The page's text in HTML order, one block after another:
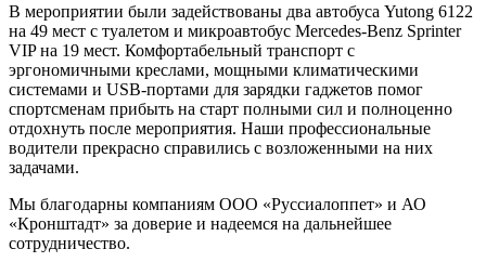
В мероприятии были задействованы два автобуса Yutong 6122
на 49 мест с туалетом и микроавтобус Mercedes-Benz Sprinter
VIP на 19 мест. Комфортабельный транспорт с
эргономичными креслами, мощными климатическими
системами и USB-портами для зарядки гаджетов помог
спортсменам прибыть на старт полными сил и полноценно
отдохнуть после мероприятия. Наши профессиональные
водители прекрасно справились с возложенными на них
задачами.
Мы благодарны компаниям ООО «Руссиалоппет» и АО
«Кронштадт» за доверие и надеемся на дальнейшее
сотрудничество.